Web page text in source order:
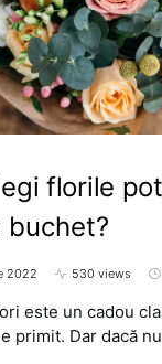
florile
buchet?
2022 530 views
este un cadou
primit. Dar dacă